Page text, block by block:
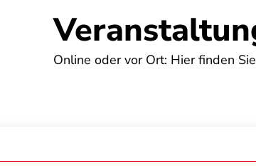
Online oder vor Ort: Hier finden